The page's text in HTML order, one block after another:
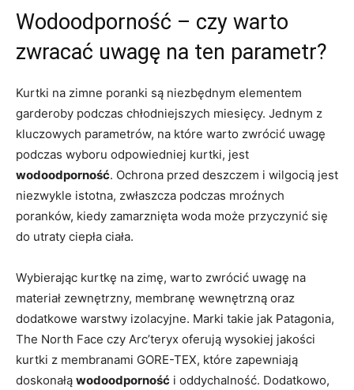
Wodoodporność – czy warto
zwracać uwagę na ten parametr?
Kurtki na zimne poranki są niezbędnym elementem
garderoby podczas chłodniejszych miesięcy. Jednym z
kluczowych parametrów, na które warto zwrócić uwagę
podczas wyboru odpowiedniej kurtki, jest
wodoodporność. Ochrona przed deszczem i wilgocią jest
niezwykle istotna, zwłaszcza podczas mroźnych
poranków, kiedy zamarznięta woda może przyczynić się
do utraty ciepła ciała.
Wybierając kurtkę na zimę, warto zwrócić uwagę na
materiał zewnętrzny, membranę wewnętrzną oraz
dodatkowe warstwy izolacyjne. Marki takie jak Patagonia,
The North Face czy Arc’teryx oferują wysokiej jakości
kurtki z membranami GORE-TEX, które zapewniają
doskonałą wodoodporność i oddychalność. Dodatkowo,